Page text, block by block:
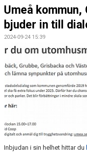
MATCHER
MEDLEMSKAP & AVGIFTER
RÖBÄCKS ARENA
Umeå
bjuder in till
2024-09-24 15:39
Inbjudan i sin helhet hittar du